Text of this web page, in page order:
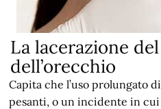
La lacerazione
dell’orecchio
Capita che l’uso prolungato
pesanti, o un incidente in